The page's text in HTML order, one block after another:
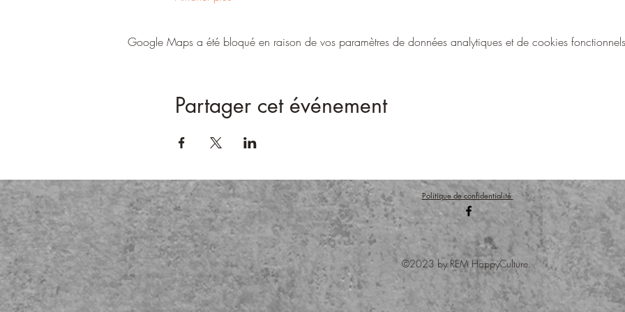
Google Maps a été bloqué en raison de vos paramètres de données analytiques et de cookies
Partager cet événement
Politique de confidentialité
©2023 by REM HappyCulture.